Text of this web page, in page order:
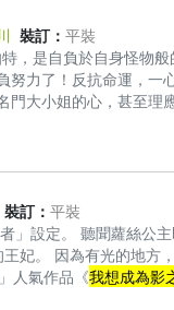
裝訂： 平裝
，是自負於自身怪物
力了！反抗命運，一
大小姐的心，甚至理
努力了。就只是因為
名第一名，點擊數突
©Yukiha Kuroyuki,
裝訂： 平裝
」設定。 聽聞蘿絲公
妃。 因為有光的地方
人氣作品《我想成為影
限定！隨書贈精美典